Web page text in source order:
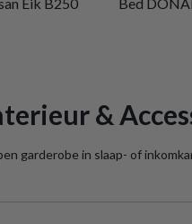
&
garderobe in slaap- of